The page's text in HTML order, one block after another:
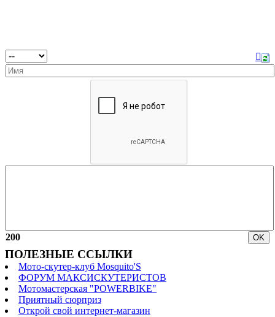
200
ПОЛЕЗНЫЕ ССЫЛКИ
Мото-скутер-клуб Mosquito'S
ФОРУМ МАКСИСКУТЕРИСТОВ
Мотомастерская "POWERBIKE"
Приятный сюрприз
Открой свой интернет-магазин